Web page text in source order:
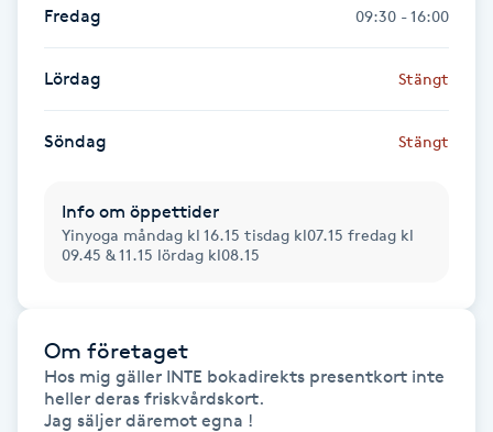
Hollywood Peel
Hot Stone Massage
Hot yoga
Hudföryngring
Hyaluronsyra
Fredag 09:30 - 16:00
Lördag Stängt
Söndag Stängt
Info om öppettider
Yinyoga måndag kl 16.15 tisdag kl07.15 fredag kl
09.45 & 11.15 lördag kl08.15
Om företaget
Hos mig gäller INTE bokadirekts presentkort inte
heller deras friskvårdskort.
Jag säljer däremot egna !